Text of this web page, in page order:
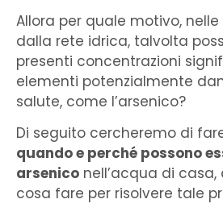
Allora per quale motivo,
dalla rete idrica, talvolta
presenti concentrazioni
elementi potenzialmente
salute, come l’arsenico?
Di seguito cercheremo di
quando e perché possono
arsenico nell’acqua di
cosa fare per risolvere tale